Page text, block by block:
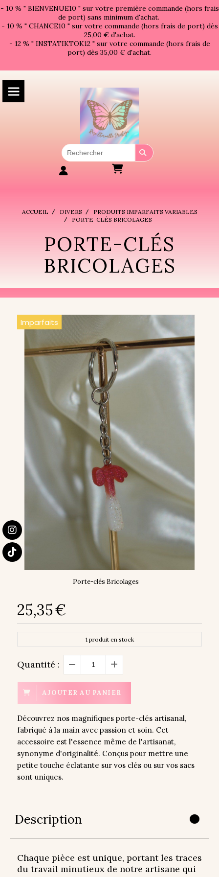
- 10 % " BIENVENUE10 " sur votre première commande (hors frais
de port) sans minimum d'achat.
- 10 % " CHANCE10 " sur votre commande (hors frais de port) dès
25,00 € d'achat.
- 12 % " INSTATIKTOK12 " sur votre commande (hors frais de
port) dès 35,00 € d'achat.
ACCUEIL DIVERS
PRODUITS IMPARFAITS VARIABLES
PORTE-CLÉS BRICOLAGES
PORTE-CLÉS
BRICOLAGES
Imparfaits
Porte-clés Bricolages
25,35€
1 produit en stock
Quantité :
AJOUTER AU PANIER
Découvrez nos magnifiques porte-clés artisanal,
fabriqué à la main avec passion et soin. Cet
accessoire est l'essence même de l'artisanat,
synonyme d'originalité. Conçus pour mettre une
petite touche éclatante sur vos clés ou sur vos sacs
sont uniques.
Description
Chaque pièce est unique, portant les traces
du travail minutieux de notre artisane qui